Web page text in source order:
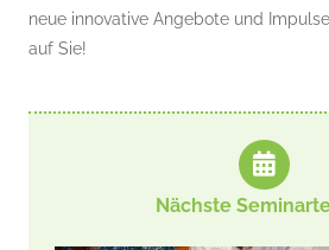
neue innovative Angebote und
auf Sie!
Nächste